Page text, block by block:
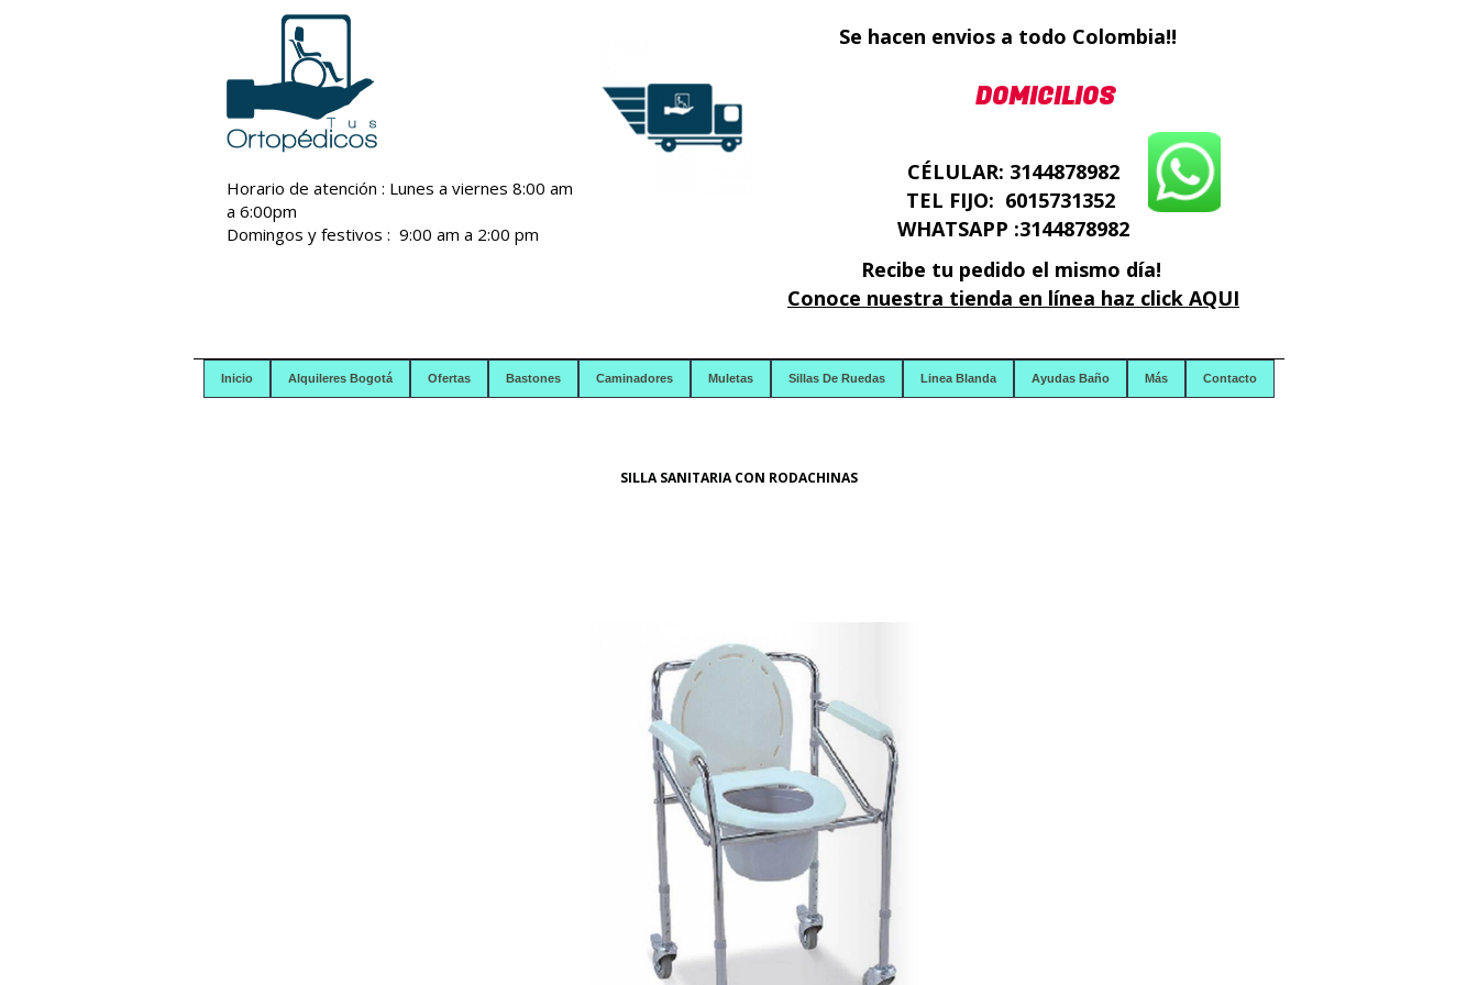
DOMICILIOS
Recibe tu pedido el mismo día!
Conoce nuestra tienda en línea haz click AQUI
Se hacen envios a todo Colombia!!
Horario de atención : Lunes a viernes 8:00 am
a 6:00pm
Domingos y festivos : 9:00 am a 2:00 pm
CÉLULAR: 3144878982
TEL FIJO: 6015731352
WHATSAPP :3144878982
Inicio Alquileres Bogotá Ofertas Bastones Caminadores Muletas Sillas De Ruedas Linea Blanda Ayudas Baño Más Contacto
SILLA SANITARIA CON RODACHINAS